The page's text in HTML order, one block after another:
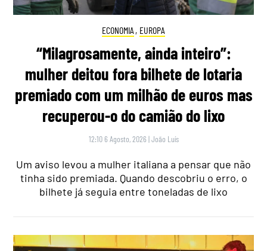
ECONOMIA , EUROPA
“Milagrosamente, ainda inteiro”:
mulher deitou fora bilhete de lotaria
premiado com um milhão de euros mas
recuperou-o do camião do lixo
12:10 6 Agosto, 2026 |João Luís
Um aviso levou a mulher italiana a pensar que não
tinha sido premiada. Quando descobriu o erro, o
bilhete já seguia entre toneladas de lixo